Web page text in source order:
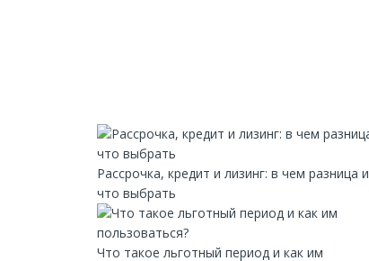
Рассрочка, кредит и лизинг: в чем разница и
что выбрать
Что такое льготный период и как им